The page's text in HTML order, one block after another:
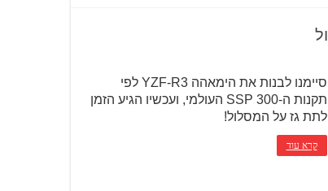
סיימנו לבנות את הימאהה YZF-R3 לפי
תקנות ה-SSP 300 העולמי, ועכשיו הגיע הזמן
לתת גז על המסלול!
קרא עוד